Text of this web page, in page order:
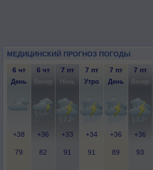
МЕДИЦИНСКИЙ ПРОГНОЗ ПОГОДЫ
6 чт 6 чт 7 пт 7 пт 7 пт 7 пт
День Вечер Ночь Утро День Вечер
+38 +36 +33 +34 +36 +36
79 82 91 91 89 93